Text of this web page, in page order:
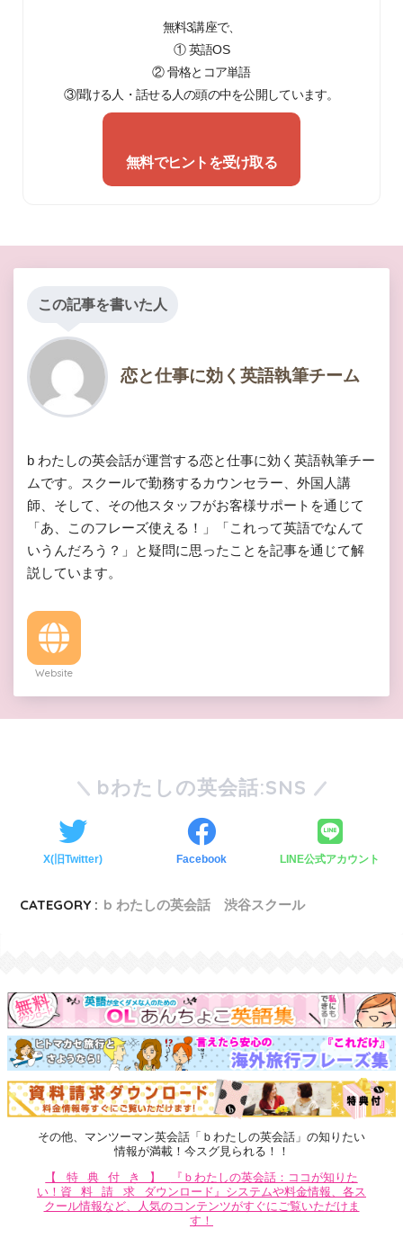
無料3講座で、
① 英語OS
② 骨格とコア単語
③聞ける人・話せる人の頭の中を公開しています。
無料でヒントを受け取る
この記事を書いた人
恋と仕事に効く英語執筆チーム
b わたしの英会話が運営する恋と仕事に効く英語執筆チー
ムです。スクールで勤務するカウンセラー、外国人講
師、そして、その他スタッフがお客様サポートを通じて
「あ、このフレーズ使える！」「これって英語でなんて
いうんだろう？」と疑問に思ったことを記事を通じて解
説しています。
Website
bわたしの英会話:SNS
X(旧Twitter) Facebook LINE公式アカウント
CATEGORY : b わたしの英会話 渋谷スクール
その他、マンツーマン英会話「ｂわたしの英会話」の知りたい
情報が満載！今スグ見られる！！
【特典付き】
『ｂわたしの英会話：ココが知りた
い！ 資料請求 ダウンロード』システムや料金情報、各ス
クール情報など、人気のコンテンツがすぐにご覧いただけま
す！